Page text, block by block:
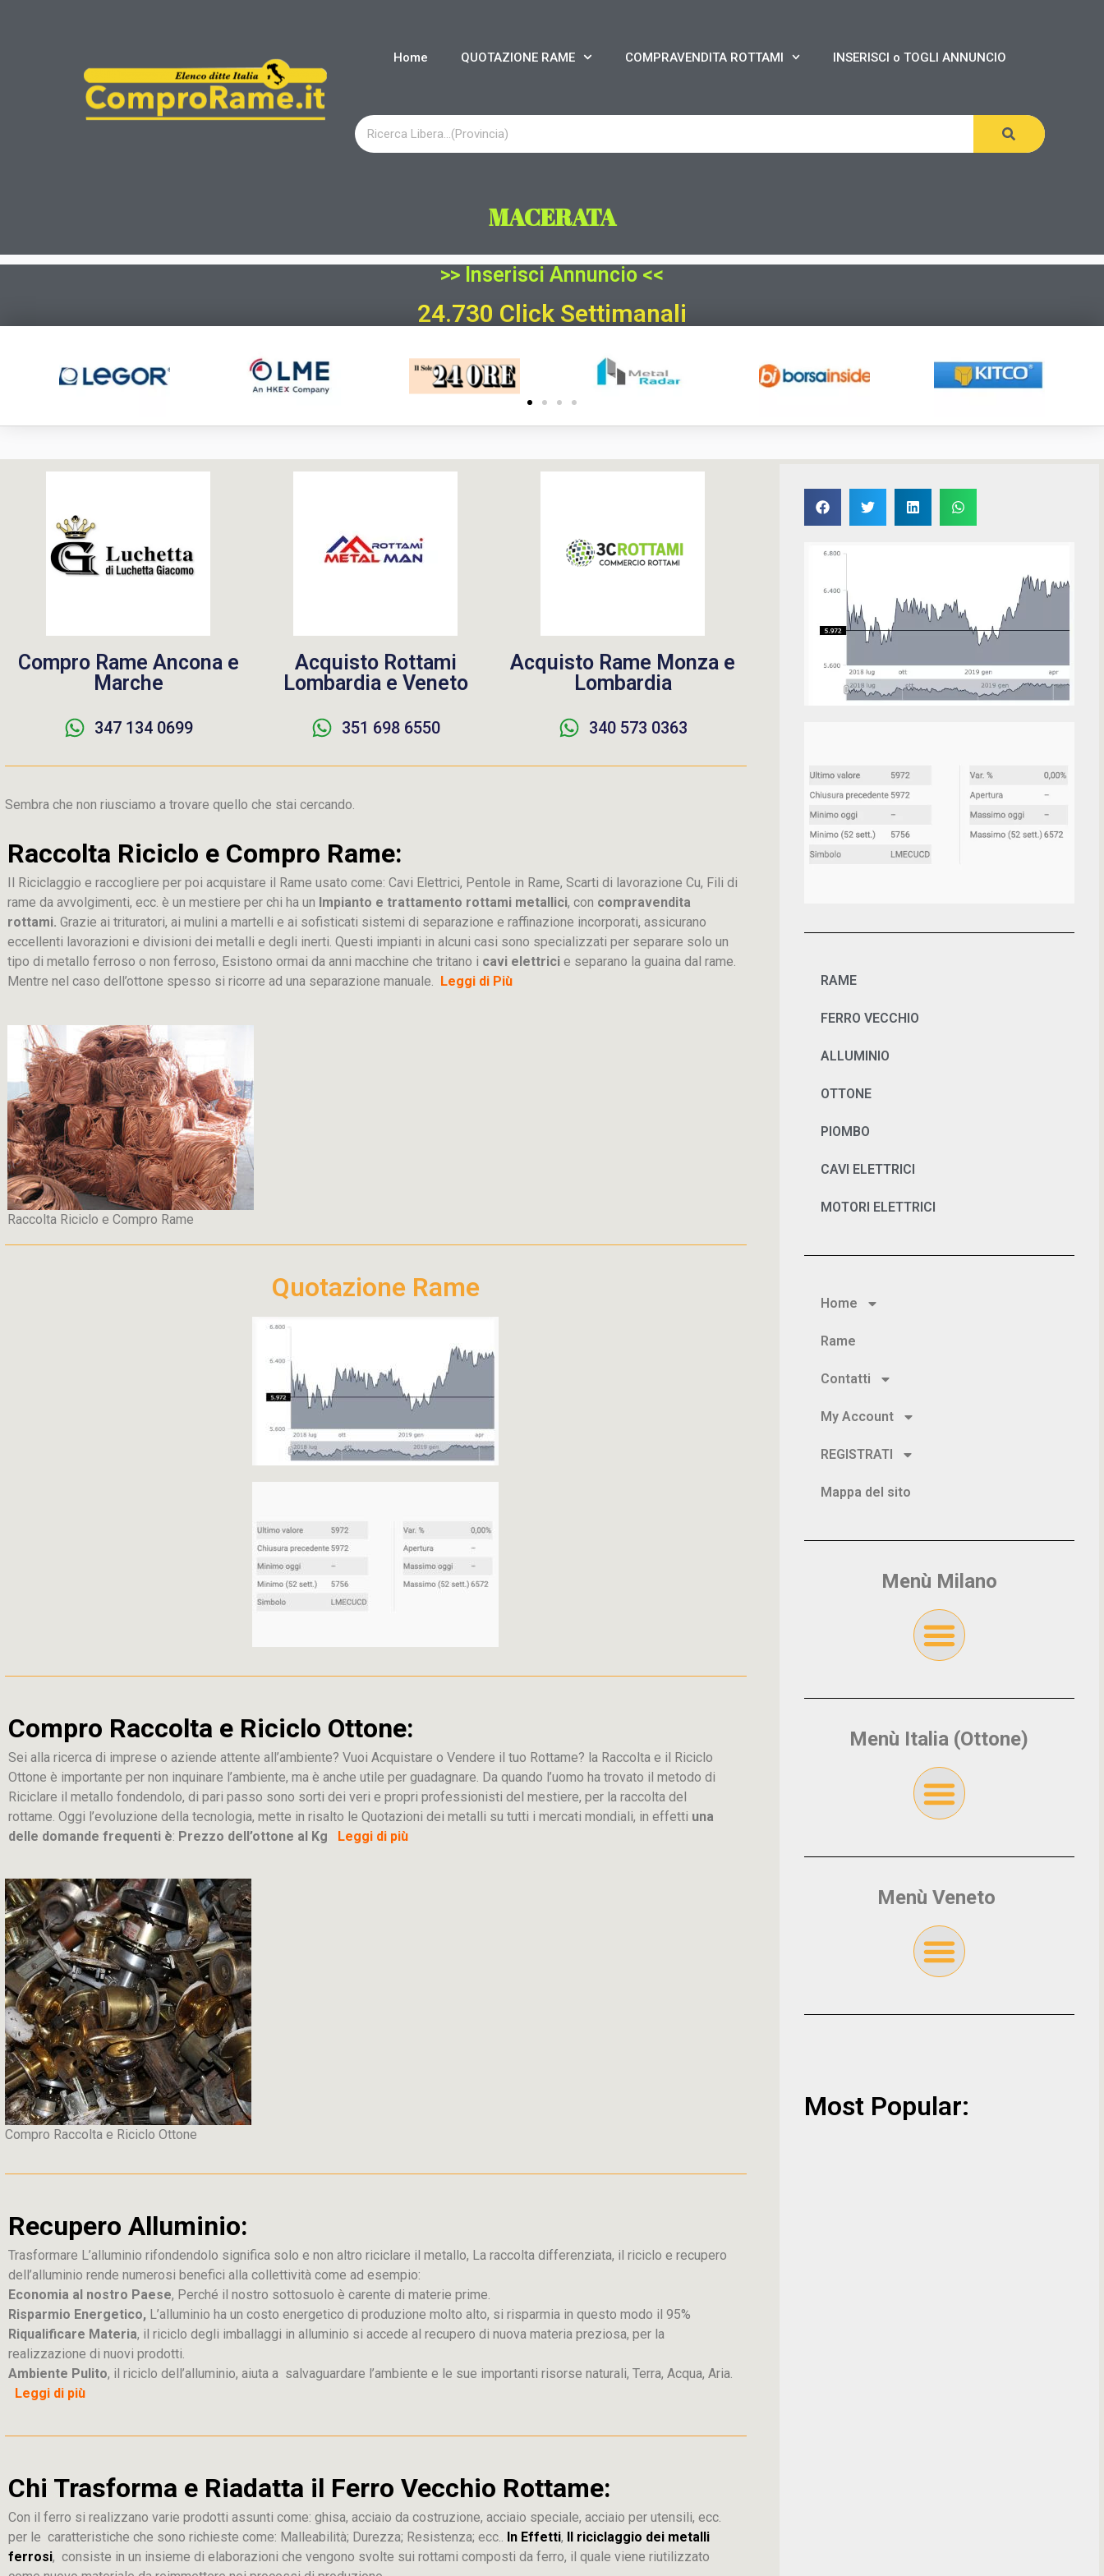
Home QUOTAZIONE RAME COMPRAVENDITA ROTTAMI INSERISCI o TOGLI ANNUNCIO
MACERATA
>> Inserisci Annuncio <<
24.730 Click Settimanali
Compro Rame Ancona e
Marche
347 134 0699
Acquisto Rottami
Lombardia e Veneto
351 698 6550
Acquisto Rame Monza e
Lombardia
340 573 0363
Sembra che non riusciamo a trovare quello che stai cercando.
Raccolta Riciclo e Compro Rame:
Il Riciclaggio e raccogliere per poi acquistare il Rame usato come: Cavi Elettrici, Pentole in Rame, Scarti di lavorazione Cu, Fili di
rame da avvolgimenti, ecc. è un mestiere per chi ha un Impianto e trattamento rottami metallici, con compravendita
rottami. Grazie ai trituratori, ai mulini a martelli e ai sofisticati sistemi di separazione e raffinazione incorporati, assicurano
eccellenti lavorazioni e divisioni dei metalli e degli inerti. Questi impianti in alcuni casi sono specializzati per separare solo un
tipo di metallo ferroso o non ferroso, Esistono ormai da anni macchine che tritano i cavi elettrici e separano la guaina dal rame.
Mentre nel caso dell’ottone spesso si ricorre ad una separazione manuale.
Leggi di Più
Raccolta Riciclo e Compro Rame
Quotazione Rame
Compro Raccolta e Riciclo Ottone:
Sei alla ricerca di imprese o aziende attente all’ambiente? Vuoi Acquistare o Vendere il tuo Rottame? la Raccolta e il Riciclo
Ottone è importante per non inquinare l’ambiente, ma è anche utile per guadagnare. Da quando l’uomo ha trovato il metodo di
Riciclare il metallo fondendolo, di pari passo sono sorti dei veri e propri professionisti del mestiere, per la raccolta del
rottame. Oggi l’evoluzione della tecnologia, mette in risalto le Quotazioni dei metalli su tutti i mercati mondiali, in effetti una
delle domande frequenti è: Prezzo dell’ottone al Kg Leggi di più
Compro Raccolta e Riciclo Ottone
Recupero Alluminio:
Trasformare L’alluminio rifondendolo significa solo e non altro riciclare il metallo, La raccolta differenziata, il riciclo e recupero
dell’alluminio rende numerosi benefici alla collettività come ad esempio:
Economia al nostro Paese, Perché il nostro sottosuolo è carente di materie prime.
Risparmio Energetico, L’alluminio ha un costo energetico di produzione molto alto, si risparmia in questo modo il 95%
Riqualificare Materia, il riciclo degli imballaggi in alluminio si accede al recupero di nuova materia preziosa, per la
realizzazione di nuovi prodotti.
Ambiente Pulito, il riciclo dell’alluminio, aiuta a salvaguardare l’ambiente e le sue importanti risorse naturali, Terra, Acqua, Aria.
Leggi di più
Chi Trasforma e Riadatta il Ferro Vecchio Rottame:
Con il ferro si realizzano varie prodotti assunti come: ghisa, acciaio da costruzione, acciaio speciale, acciaio per utensili, ecc.
per le caratteristiche che sono richieste come: Malleabilità; Durezza; Resistenza; ecc.. In Effetti,
Il riciclaggio dei metalli
ferrosi, consiste in un insieme di elaborazioni che vengono svolte sui rottami composti da ferro, il quale viene riutilizzato
RAME
FERRO VECCHIO
ALLUMINIO
OTTONE
PIOMBO
CAVI ELETTRICI
MOTORI ELETTRICI
Home
Rame
Contatti
My Account
REGISTRATI
Mappa del sito
Menù Milano
Menù Italia (Ottone)
Menù Veneto
Most Popular: